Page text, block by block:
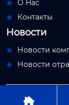
 О Hас
 Контакты
Новости
 Новости
 Новости
Авторское
